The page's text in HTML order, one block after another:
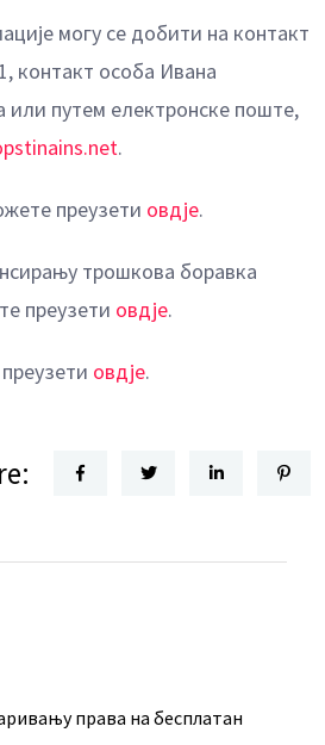
могу се добити на контакт
контакт особа Ивана
путем електронске поште,
.
преузети овдје.
трошкова боравка
преузети овдје.
овдје.
права на бесплатан